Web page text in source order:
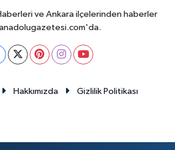
ve Ankara ilçelerinden haberler
Hakkımızda
Gizlilik Politikası